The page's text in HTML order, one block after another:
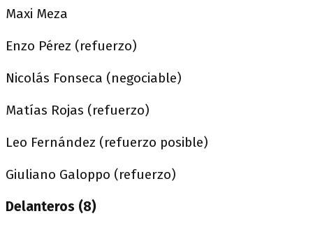
Maxi Meza
Enzo Pérez (refuerzo)
Nicolás Fonseca (negociable)
Matías Rojas (refuerzo)
Leo Fernández (refuerzo posible)
Giuliano Galoppo (refuerzo)
Delanteros (8)